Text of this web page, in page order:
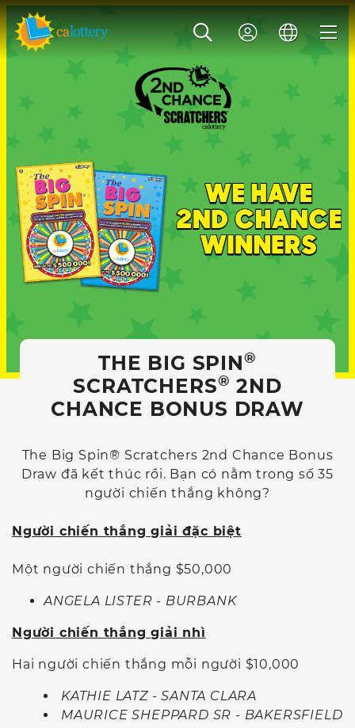
THE BIG SPIN®
SCRATCHERS® 2ND
CHANCE BONUS DRAW
The Big Spin® Scratchers 2nd Chance Bonus
Draw đã kết thúc rồi. Bạn có nằm trong số 35
người chiến thắng không?
Người chiến thắng giải đặc biệt
Một người chiến thắng $50,000
ANGELA LISTER - BURBANK
Người chiến thắng giải nhì
Hai người chiến thắng mỗi người $10,000
KATHIE LATZ - SANTA CLARA
MAURICE SHEPPARD SR - BAKERSFIELD